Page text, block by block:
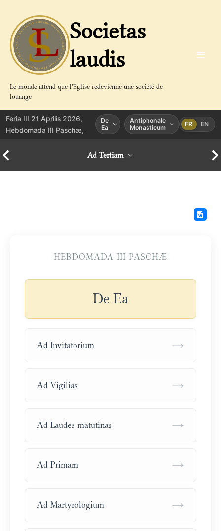
contenu
Societas
laudis
Le monde attend que l'Eglise redevienne une société de
louange
Feria III 21 Aprilis 2026,
Hebdomada III Paschæ,
De
Ea
Antiphonale
Monasticum
FR EN
Ad Tertiam
HEBDOMADA III PASCHÆ
De Ea
Ad Invitatorium →
Ad Vigilias →
Ad Laudes matutinas →
Ad Primam →
Ad Martyrologium →